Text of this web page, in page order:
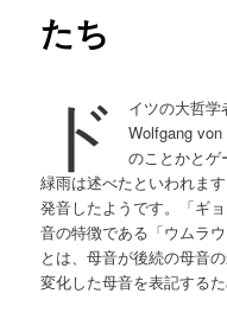
たち
ド
イツの大哲学
Wolfgang
のことかとゲ
緑雨は述べたといわれま
発音したようです。「ギ
音の特徴である「ウムラ
とは、母音が後続の母音
変化した母音を表記するた